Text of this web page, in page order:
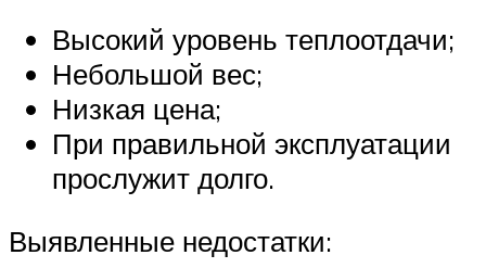
Высокий уровень теплоотдачи;
Небольшой вес;
Низкая цена;
При правильной эксплуатации
прослужит долго.
Выявленные недостатки: